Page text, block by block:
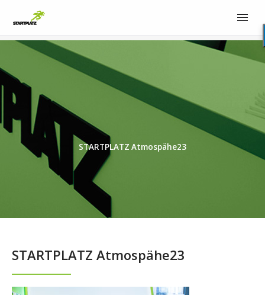
STARTPLATZ Atmospähe23
STARTPLATZ Atmospähe23